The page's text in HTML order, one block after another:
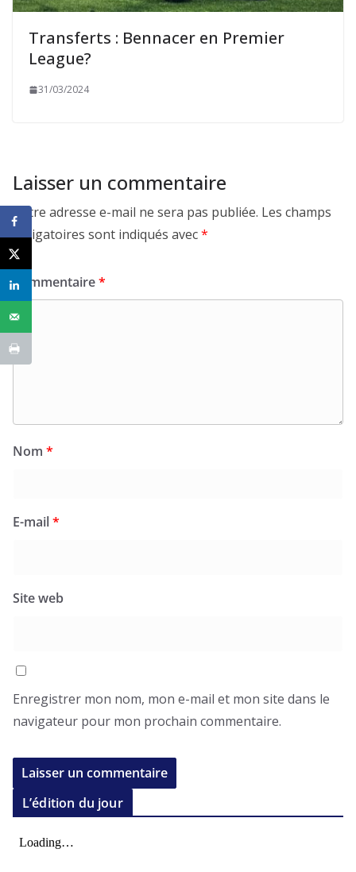
Transferts : Bennacer en Premier
League?
31/03/2024
Laisser un commentaire
Votre adresse e-mail ne sera pas publiée. Les champs
obligatoires sont indiqués avec*
Commentaire*
Nom *
E-mail*
Site web
Enregistrer mon nom, mon e-mail et mon site dans le
navigateur pour mon prochain commentaire.
L’édition du jour